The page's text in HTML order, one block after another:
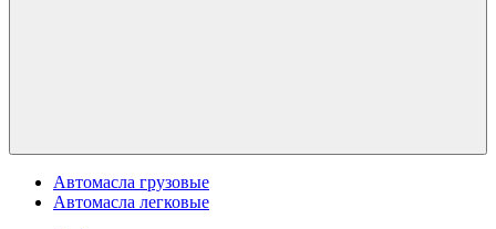
Автомасла грузовые
Автомасла легковые